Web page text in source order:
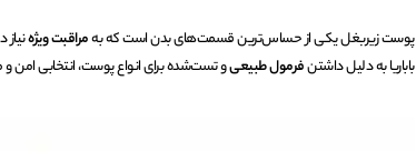
پوست زیربغل یکی از حساس‌ترین قسمت‌های بدن است که بهمراقبت ویژهنیاز
باباریا به دلیل داشتنفرمول طبیعیو تست‌شده برای انواع پوست، انتخابی امن